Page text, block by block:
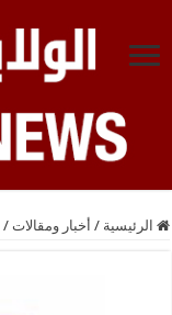
الرئيسية / أخبار ومقالات /